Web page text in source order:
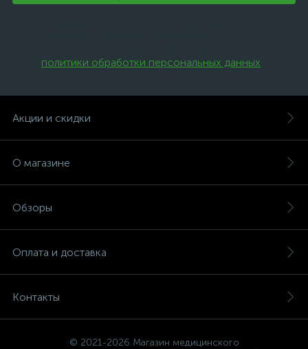
политики обработки персональных данных
Акции и скидки
О магазине
Обзоры
Оплата и доставка
Контакты
© 2021-2026 Магазин медицинского